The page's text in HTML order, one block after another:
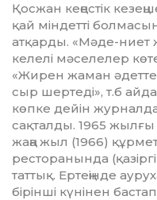
Қосжан кеңестік
қай міндетті
атқарды. «Мәде-
келелі мәселелер
«Жирен жаман
сыр шертеді», т.б
көпке дейін
сақталды. 1965 жылғы
жаңа жыл (1966)
ресторанында
таттық. Ертеңінде
бірінші күнінен